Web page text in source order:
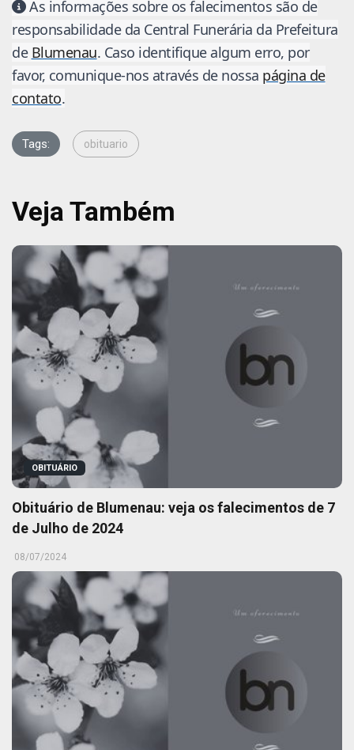
As informações sobre os falecimentos são de
responsabilidade da Central Funerária da Prefeitura
de Blumenau. Caso identifique algum erro, por
favor, comunique-nos através de nossa página de
contato.
Tags: obituario
Veja Também
OBITUÁRIO
Obituário de Blumenau: veja os falecimentos de 7
de Julho de 2024
08/07/2024